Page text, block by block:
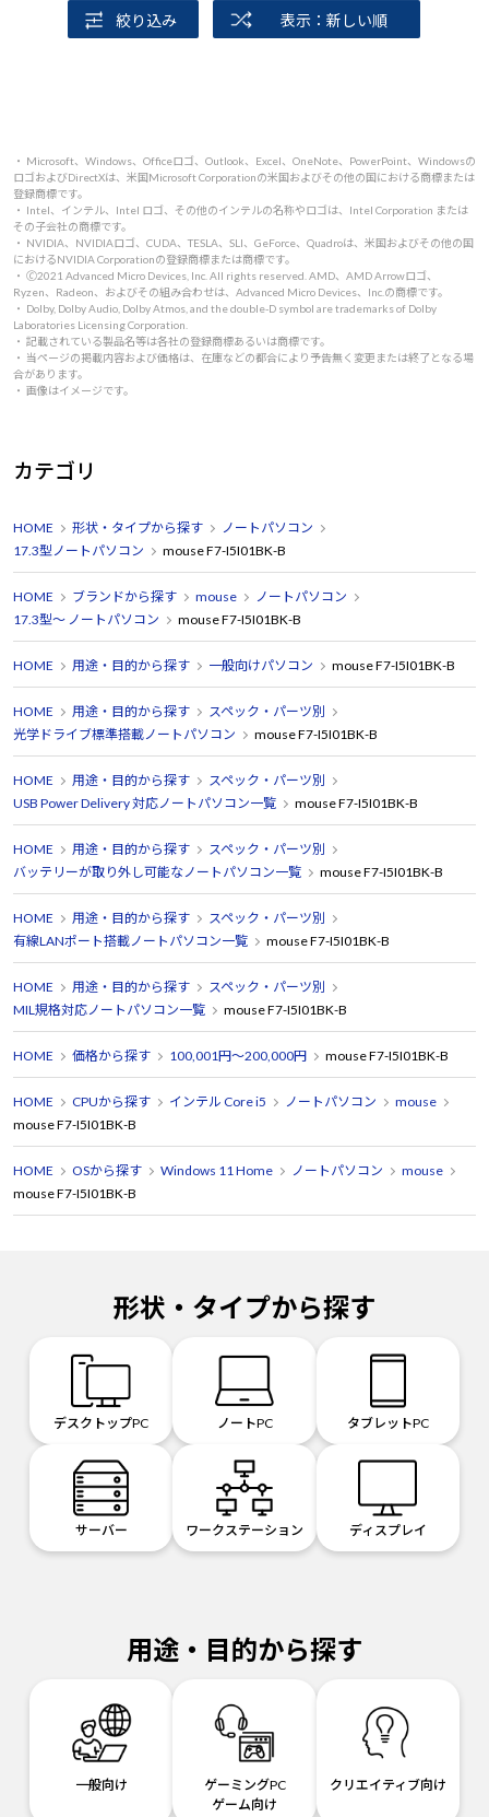
絞り込み 表示：新しい順
・ Microsoft、Windows、Officeロゴ、Outlook、Excel、OneNote、PowerPoint、Windowsの
ロゴおよびDirectXは、米国Microsoft Corporationの米国およびその他の国における商標または
登録商標です。
・ Intel、インテル、Intel ロゴ、その他のインテルの名称やロゴは、Intel Corporation または
その子会社の商標です。
・ NVIDIA、NVIDIAロゴ、CUDA、TESLA、SLI、GeForce、Quadroは、米国およびその他の国
におけるNVIDIA Corporationの登録商標または商標です。
・ 🄫2021 Advanced Micro Devices, Inc. All rights reserved. AMD、AMD Arrowロゴ、
Ryzen、Radeon、およびその組み合わせは、Advanced Micro Devices、Inc.の商標です。
・ Dolby, Dolby Audio, Dolby Atmos, and the double-D symbol are trademarks of Dolby
Laboratories Licensing Corporation.
・ 記載されている製品名等は各社の登録商標あるいは商標です。
・ 当ページの掲載内容および価格は、在庫などの都合により予告無く変更または終了となる場
合があります。
・ 画像はイメージです。
カテゴリ
HOME 形状・タイプから探す
ノートパソコン
17.3型ノートパソコン
mouse F7-I5I01BK-B
HOME ブランドから探す mouse
ノートパソコン
17.3型～ ノートパソコン
mouse F7-I5I01BK-B
HOME 用途・目的から探す 一般向けパソコン mouse F7-I5I01BK-B
HOME 用途・目的から探す
スペック・パーツ別
光学ドライブ標準搭載ノートパソコン
mouse F7-I5I01BK-B
HOME 用途・目的から探す
スペック・パーツ別
USB Power Delivery 対応ノートパソコン一覧
mouse F7-I5I01BK-B
HOME 用途・目的から探す
スペック・パーツ別
バッテリーが取り外し可能なノートパソコン一覧
mouse F7-I5I01BK-B
HOME 用途・目的から探す
スペック・パーツ別
有線LANポート搭載ノートパソコン一覧
mouse F7-I5I01BK-B
HOME 用途・目的から探す
スペック・パーツ別
MIL規格対応ノートパソコン一覧
mouse F7-I5I01BK-B
HOME 価格から探す 100,001円～200,000円 mouse F7-I5I01BK-B
HOME CPUから探す インテル Core i5 ノートパソコン
mouse
mouse F7-I5I01BK-B
HOME OSから探す Windows 11 Home ノートパソコン
mouse
mouse F7-I5I01BK-B
形状・タイプから探す
デスクトップPC ノートPC タブレットPC
サーバー ワークステーション ディスプレイ
用途・目的から探す
一般向け
ゲーミングPC
ゲーム向け
クリエイティブ向け